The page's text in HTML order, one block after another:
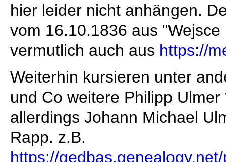
hier leider nicht anhängen.
vom 16.10.1836 aus
vermutlich auch aus https://
Weiterhin kursieren unter
und Co weitere Philipp
allerdings Johann Michael
Rapp. z.B.
https://